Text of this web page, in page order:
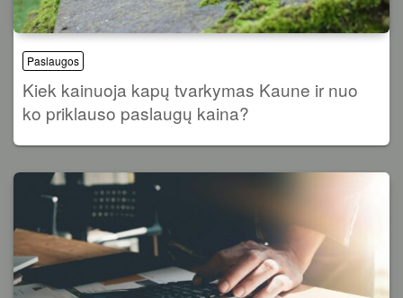
Paslaugos
Kiek kainuoja kapų tvarkymas Kaune ir nuo
ko priklauso paslaugų kaina?